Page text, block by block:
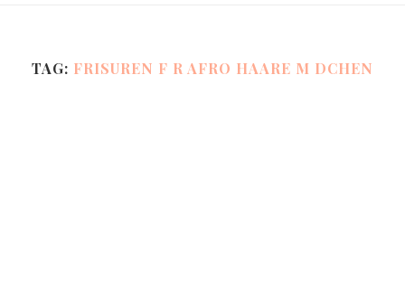
TAG: FRISUREN F R AFRO HAARE M DCHEN